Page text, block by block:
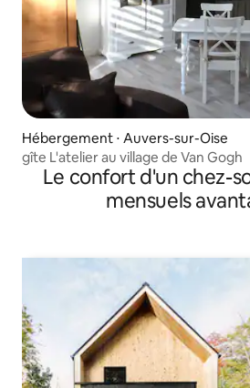
Hébergement ⋅ Auvers-sur-Oise
gîte L'atelier au village de Van Gogh
Le confort d'un chez-
mensuels